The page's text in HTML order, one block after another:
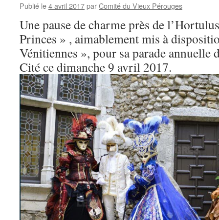
Berroeta
Juin
2017
Publié le4 avril 2017parComité du Vieux Pérouges
Une pause de charme près de
Princes » , aimablement mis à
Vénitiennes », pour sa parade annuelle
Cité ce dimanche 9 avril 2017.